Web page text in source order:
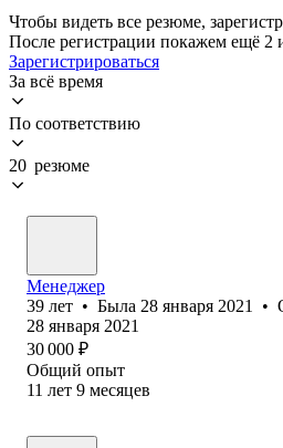
Чтобы видеть все резюме,
После регистрации покажем ещё 2
Зарегистрироваться
За всё время
По соответствию
20 резюме
Менеджер
39 лет • Была 28 января 2021 •
28 января 2021
30 000 ₽
Общий опыт
11 лет 9 месяцев